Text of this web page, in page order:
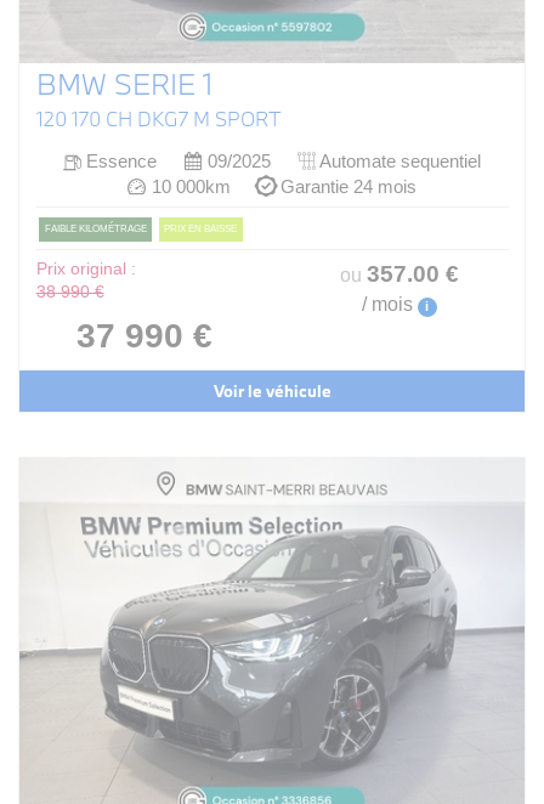
BMW SERIE 1
120 170 CH DKG7 M SPORT
Essence 09/2025
Automate sequentiel
10 000km
Garantie 24 mois
FAIBLE KILOMÉTRAGE PRIX EN BAISSE
Prix original :
38 990 €
37 990 €
ou 357.00 €
/ mois i
Voir le véhicule